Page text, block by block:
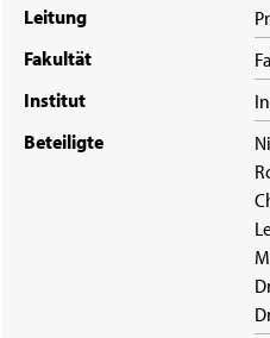
Leitung
Fakultät
Institut
Beteiligte